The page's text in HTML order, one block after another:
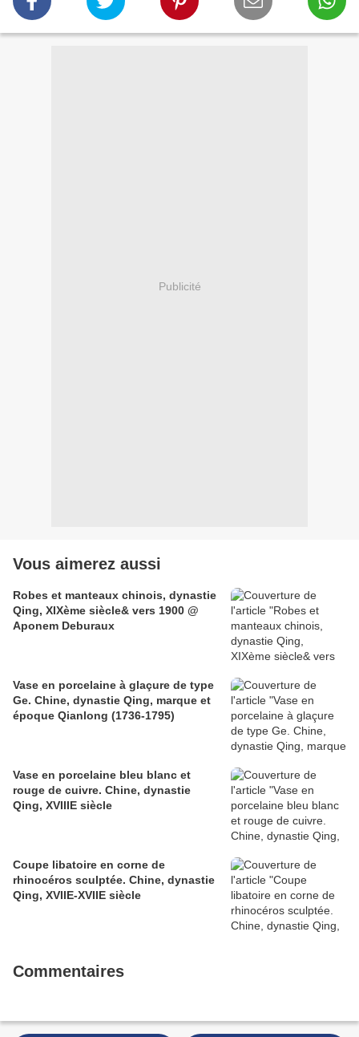
Publicité
Vous aimerez aussi
Robes et manteaux chinois, dynastie
Qing, XIXème siècle& vers 1900 @
Aponem Deburaux
Vase en porcelaine à glaçure de type
Ge. Chine, dynastie Qing, marque et
époque Qianlong (1736-1795)
Vase en porcelaine bleu blanc et
rouge de cuivre. Chine, dynastie
Qing, XVIIIE siècle
Coupe libatoire en corne de
rhinocéros sculptée. Chine, dynastie
Qing, XVIIE-XVIIE siècle
Commentaires